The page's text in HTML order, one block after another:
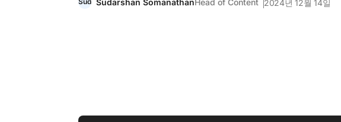
Sudarshan SomanathanHead of Content 2024년 12월 14일